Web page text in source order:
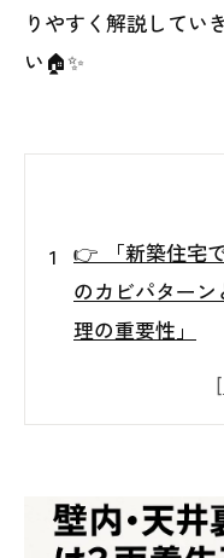
りやすく解説してい
い🏠✨
👉 「新築住宅
のカビパター
理の重要性」
新築住宅でも
含水率管理の
乾燥を確保す